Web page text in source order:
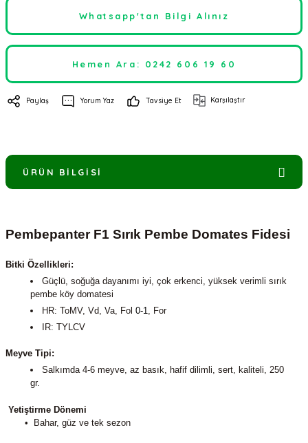
Whatsapp'tan Bilgi Alınız
Hemen Ara: 0242 606 19 60
Paylaş Yorum Yaz Tavsiye Et Karşılaştır
ÜRÜN BILGISI
Pembepanter F1 Sırık Pembe Domates Fidesi
Bitki Özellikleri:
Güçlü, soğuğa dayanımı iyi, çok erkenci, yüksek verimli sırık
pembe köy domatesi
HR: ToMV, Vd, Va, Fol0-1, For
IR: TYLCV
Meyve Tipi:
Salkımda 4-6 meyve, az basık, hafif dilimli, sert, kaliteli, 250
gr.
Yetiştirme Dönemi
• Bahar, güz ve tek sezon